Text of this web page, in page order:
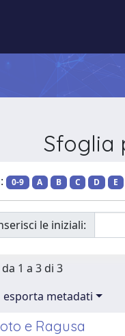
Sfoglia
0-9 A B C D E
le iniziali:
1 a 3 di 3
esporta metadati
e Ragusa